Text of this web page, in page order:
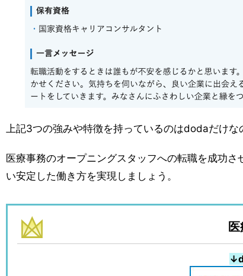
上記3つの強みや特徴を持っているのはdodaだけな
医療事務のオープニングスタッフへの転職を成功
い安定した働き方を実現しましょう。